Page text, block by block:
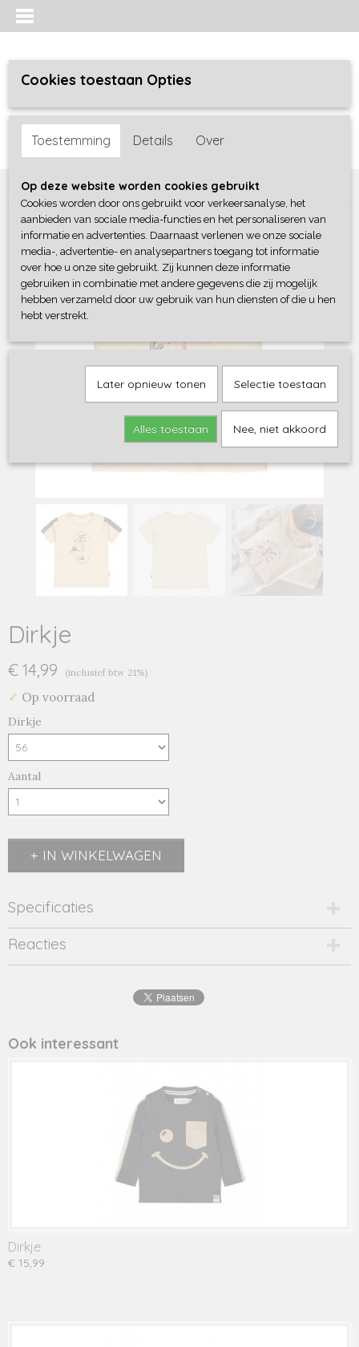
Inloggen Registreren
Home >Jongens baby>shirts / polo's>Dirkje
Dirkje
€ 14,99 (inclusief btw 21%)
✓ Op voorraad
Dirkje
Aantal
IN WINKELWAGEN
Specificaties
Productcode
2565-14700
Productcode leverancier
Reacties
Ook interessant
Dirkje
€ 15,99
Cookies toestaan Opties
Toestemming Details Over
Op deze website worden cookies gebruikt
Cookies worden door ons gebruikt voor verkeersanalyse, het
aanbieden van sociale media-functies en het personaliseren van
informatie en advertenties. Daarnaast verlenen we onze sociale
media-, advertentie- en analysepartners toegang tot informatie
over hoe u onze site gebruikt. Zij kunnen deze informatie
gebruiken in combinatie met andere gegevens die zij mogelijk
hebben verzameld door uw gebruik van hun diensten of die u hen
hebt verstrekt.
Later opnieuw tonen Selectie toestaan
Alles toestaan Nee, niet akkoord